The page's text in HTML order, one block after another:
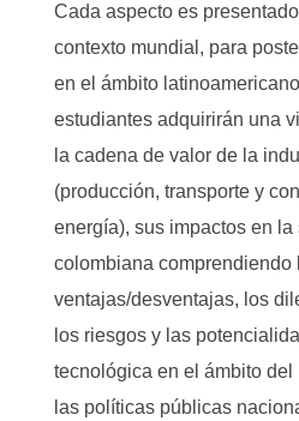
Cada aspecto es
contexto mundial, para
en el ámbito
estudiantes adquirirán una
la cadena de valor de la
(producción, transporte y
energía), sus impactos en
colombiana comprendiendo
ventajas/desventajas, los
los riesgos y las
tecnológica en el ámbito
las políticas públicas